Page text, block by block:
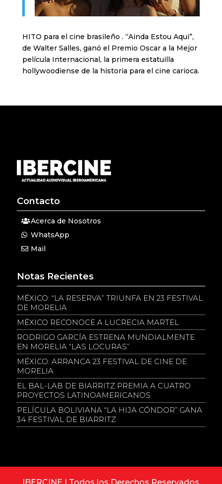
HITO para el cine brasileño . “Ainda Estou Aqui”,
de Walter Salles, ganó el Premio Oscar a la Mejor
película Internacional, la primera estatuilla
hollywoodiense de la historia para el cine carioca.
Contacto
Acerca de Nosotros
WhatsApp
Mail
Notas Recientes
MÉXICO: “LA RESERVA” TRIUNFA EN 23 FESTIVAL
DE MORELIA
MÉXICO RECONOCE A LUCRECIA MARTEL
RODRIGO GARCÍA ESTRENA MUNDIALMENTE
EN MORELIA “LAS LOCURAS”
MÉXICO: ARRANCA 23 FESTIVAL DE CINE DE
MORELIA
EL BAL-LAB DE BIARRITZ PREMIA A CUATRO
PROYECTOS LATINOAMERICANOS
PELÍCULA BOLIVIANA “LA HIJA CÓNDOR” GANA
34 FESTIVAL DE BIARRITZ
IBERCINE | Todos los Derechos Reservados